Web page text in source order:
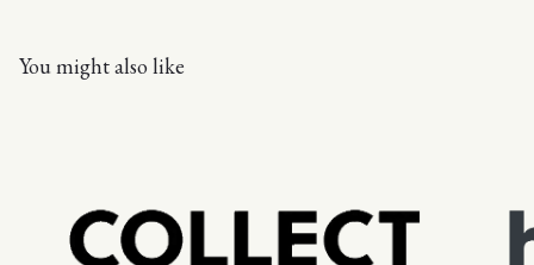
You might also like